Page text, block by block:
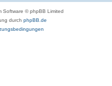
Software © phpBB Limited
durch phpBB.de